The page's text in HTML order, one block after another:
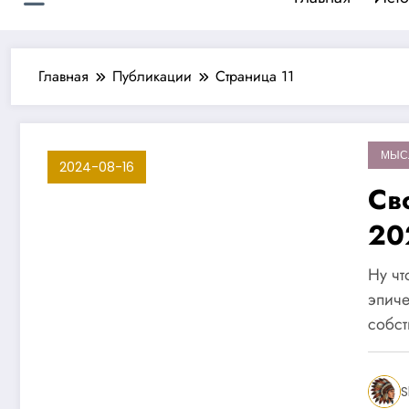
Главная Публикации Страница 11
2024-08-16
Ну